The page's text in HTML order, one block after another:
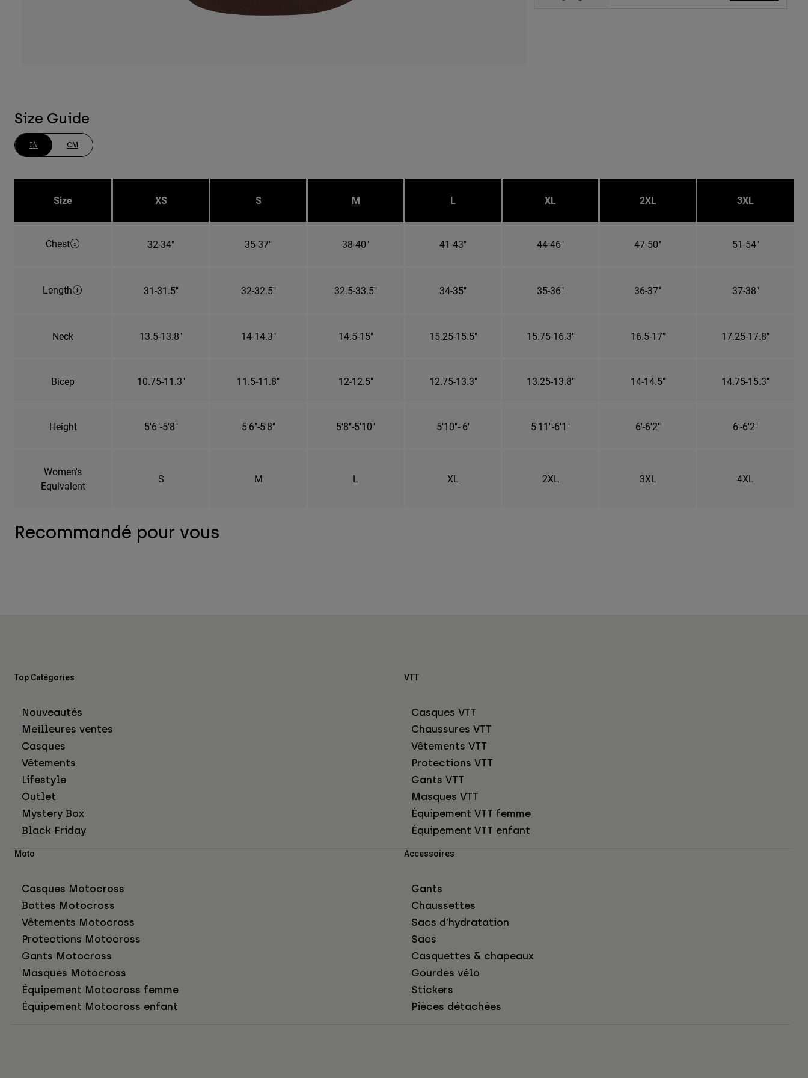
Size Guide
IN CM
Size XS S M L XL 2XL 3XL
Chest 32-34" 35-37" 38-40" 41-43" 44-46" 47-50" 51-54"
Length 31-31.5" 32-32.5" 32.5-33.5" 34-35" 35-36" 36-37" 37-38"
Neck 13.5-13.8" 14-14.3" 14.5-15" 15.25-15.5" 15.75-16.3" 16.5-17" 17.25-17.8"
Bicep 10.75-11.3" 11.5-11.8" 12-12.5" 12.75-13.3" 13.25-13.8" 14-14.5" 14.75-15.3"
Height 5'6"-5'8" 5'6"-5'8" 5'8"-5'10" 5'10"- 6' 5'11"-6'1" 6'-6'2" 6'-6'2"
Women's
Equivalent
S M L XL 2XL 3XL 4XL
Recommandé pour vous
Top Catégories
Nouveautés
Meilleures ventes
Casques
Vêtements
Lifestyle
Outlet
Mystery Box
Black Friday
VTT
Casques VTT
Chaussures VTT
Vêtements VTT
Protections VTT
Gants VTT
Masques VTT
Équipement VTT femme
Équipement VTT enfant
Moto
Casques Motocross
Bottes Motocross
Vêtements Motocross
Protections Motocross
Gants Motocross
Masques Motocross
Équipement Motocross femme
Équipement Motocross enfant
Accessoires
Gants
Chaussettes
Sacs d’hydratation
Sacs
Casquettes & chapeaux
Gourdes vélo
Stickers
Pièces détachées